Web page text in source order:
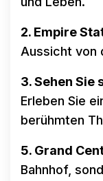
2. Empire
Aussicht von
3. Sehen Sie
Erleben Sie
berühmten
5. Grand
Bahnhof,